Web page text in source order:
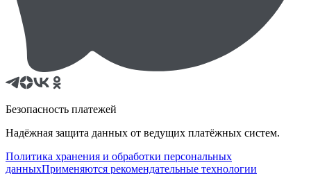
Безопасность платежей
Надёжная защита данных от ведущих платёжных систем.
Политика хранения и обработки персональных
данныхПрименяются рекомендательные технологии